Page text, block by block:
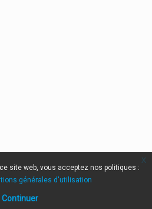
site web, vous acceptez nos politiques :
générales d'utilisation
Continuer
x